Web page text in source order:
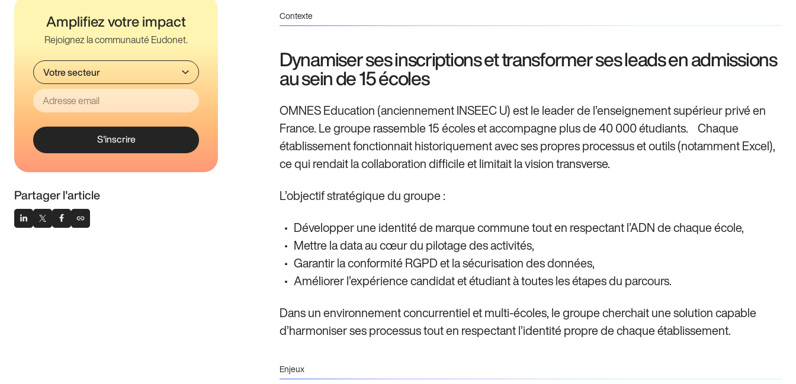
Amplifiez votre impact
Rejoignez la communauté Eudonet.
S'inscrire
Partager l'article
Contexte
Dynamiser ses inscriptions et transformer ses leads en admissions
au sein de 15 écoles
OMNES Education (anciennement INSEEC U) est le leader de l’enseignement supérieur privé en
France. Le groupe rassemble 15 écoles et accompagne plus de 40 000 étudiants. Chaque
établissement fonctionnait historiquement avec ses propres processus et outils (notamment Excel),
ce qui rendait la collaboration difficile et limitait la vision transverse.
L’objectif stratégique du groupe :
Développer une identité de marque commune tout en respectant l’ADN de chaque école,
Mettre la data au cœur du pilotage des activités,
Garantir la conformité RGPD et la sécurisation des données,
Améliorer l’expérience candidat et étudiant à toutes les étapes du parcours.
Dans un environnement concurrentiel et multi-écoles, le groupe cherchait une solution capable
d’harmoniser ses processus tout en respectant l’identité propre de chaque établissement.
Enjeux